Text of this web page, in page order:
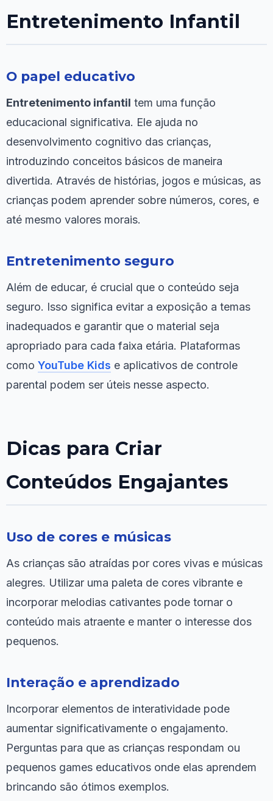
Entretenimento Infantil
O papel educativo
Entretenimento infantil tem uma função
educacional significativa. Ele ajuda no
desenvolvimento cognitivo das crianças,
introduzindo conceitos básicos de maneira
divertida. Através de histórias, jogos e músicas, as
crianças podem aprender sobre números, cores, e
até mesmo valores morais.
Entretenimento seguro
Além de educar, é crucial que o conteúdo seja
seguro. Isso significa evitar a exposição a temas
inadequados e garantir que o material seja
apropriado para cada faixa etária. Plataformas
como YouTube Kids e aplicativos de controle
parental podem ser úteis nesse aspecto.
Dicas para Criar
Conteúdos Engajantes
Uso de cores e músicas
As crianças são atraídas por cores vivas e músicas
alegres. Utilizar uma paleta de cores vibrante e
incorporar melodias cativantes pode tornar o
conteúdo mais atraente e manter o interesse dos
pequenos.
Interação e aprendizado
Incorporar elementos de interatividade pode
aumentar significativamente o engajamento.
Perguntas para que as crianças respondam ou
pequenos games educativos onde elas aprendem
brincando são ótimos exemplos.